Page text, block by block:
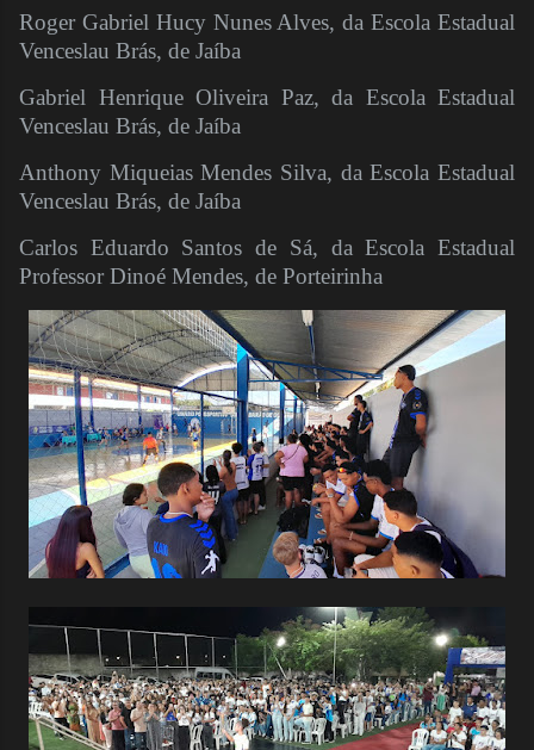
Roger Gabriel Hucy Nunes Alves, da Escola Estadual
Venceslau Brás, de Jaíba
Gabriel Henrique Oliveira Paz, da Escola Estadual
Venceslau Brás, de Jaíba
Anthony Miqueias Mendes Silva, da Escola Estadual
Venceslau Brás, de Jaíba
Carlos Eduardo Santos de Sá, da Escola Estadual
Professor Dinoé Mendes, de Porteirinha